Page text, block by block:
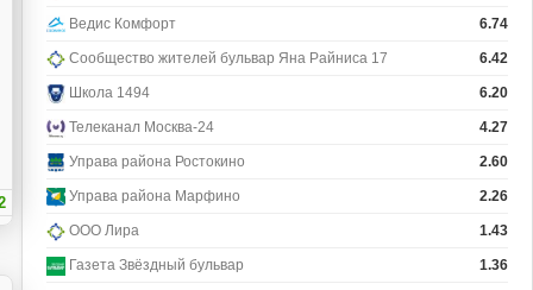
6.74
Ведис Комфорт
6.42
Сообщество жителей бульвар Яна Райниса 17
6.20
Школа 1494
4.27
Телеканал Москва-24
2.60
Управа района Ростокино
2.26
Управа района Марфино
1.43
ООО Лира
1.36
Газета Звёздный бульвар